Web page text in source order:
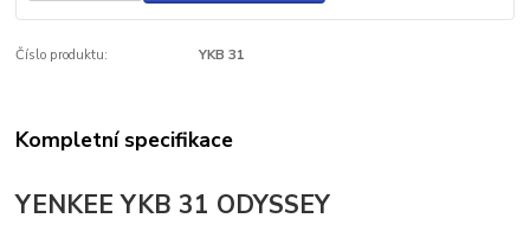
Číslo produktu: YKB 31
Kompletní specifikace
YENKEE YKB 31 ODYSSEY